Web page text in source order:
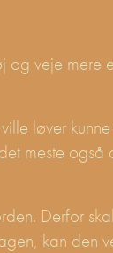
veje
løver
meste
Derfor
kan den